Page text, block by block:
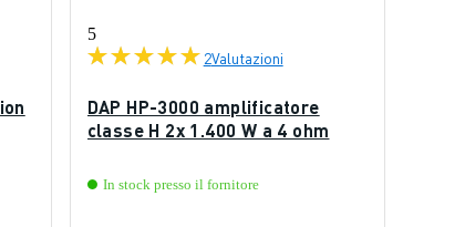
5
2Valutazioni
DAP HP-3000 amplificatore
classe H 2x 1.400 W a 4 ohm
In stock presso il fornitore